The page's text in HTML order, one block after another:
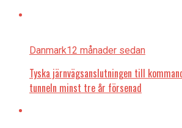
Danmark12 månader sedan
Tyska järnvägsanslutningen till
tunneln minst tre år försenad